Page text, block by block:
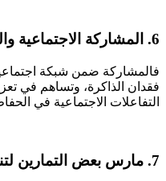
6. المشاركة الاجتماعية والتفاعل مع الآخرين:
فالمشاركة ضمن شبكة
فقدان الذاكرة، وتساهم في
التفاعلات الاجتماعية في
7. مارس بعض التمارين لتنشيط الدماغ مثل: